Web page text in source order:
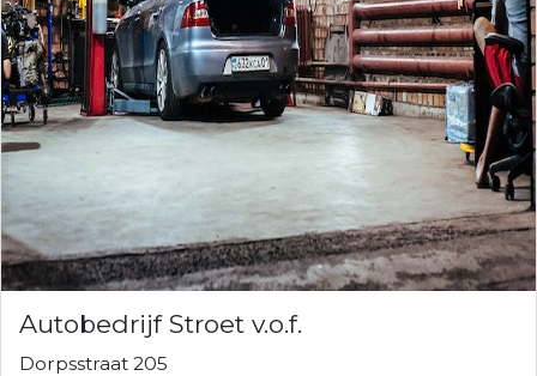
Autobedrijf Stroet v.o.f.
Dorpsstraat 205